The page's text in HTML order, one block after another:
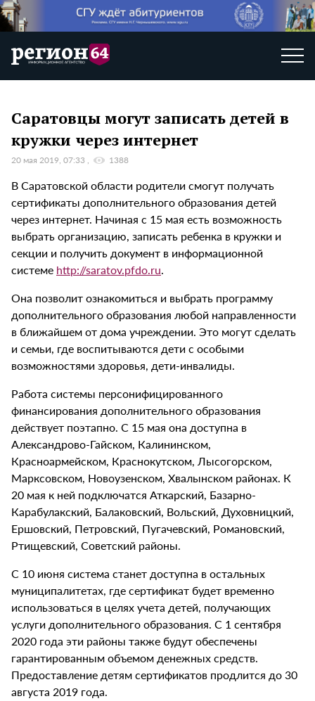
Саратовцы могут записать детей в
кружки через интернет
20 мая 2019, 07:33 1388
В Саратовской области родители смогут получать
сертификаты дополнительного образования детей
через интернет. Начиная с 15 мая есть возможность
выбрать организацию, записать ребенка в кружки и
секции и получить документ в информационной
системе http://saratov.pfdo.ru.
Она позволит ознакомиться и выбрать программу
дополнительного образования любой направленности
в ближайшем от дома учреждении. Это могут сделать
и семьи, где воспитываются дети с особыми
возможностями здоровья, дети-инвалиды.
Работа системы персонифицированного
финансирования дополнительного образования
действует поэтапно. С 15 мая она доступна в
Александрово-Гайском, Калининском,
Красноармейском, Краснокутском, Лысогорском,
Марксовском, Новоузенском, Хвалынском районах. К
20 мая к ней подключатся Аткарский, Базарно-
Карабулакский, Балаковский, Вольский, Духовницкий,
Ершовский, Петровский, Пугачевский, Романовский,
Ртищевский, Советский районы.
С 10 июня система станет доступна в остальных
муниципалитетах, где сертификат будет временно
использоваться в целях учета детей, получающих
услуги дополнительного образования. С 1 сентября
2020 года эти районы также будут обеспечены
гарантированным объемом денежных средств.
Предоставление детям сертификатов продлится до 30
августа 2019 года.